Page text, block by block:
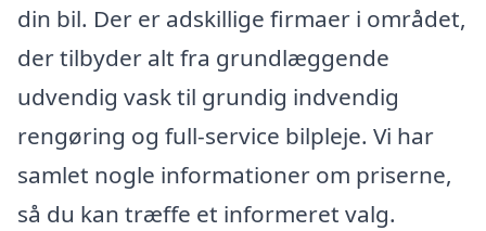
din bil. Der er adskillige firmaer i området,
der tilbyder alt fra grundlæggende
udvendig vask til grundig indvendig
rengøring og full-service bilpleje. Vi har
samlet nogle informationer om priserne,
så du kan træffe et informeret valg.